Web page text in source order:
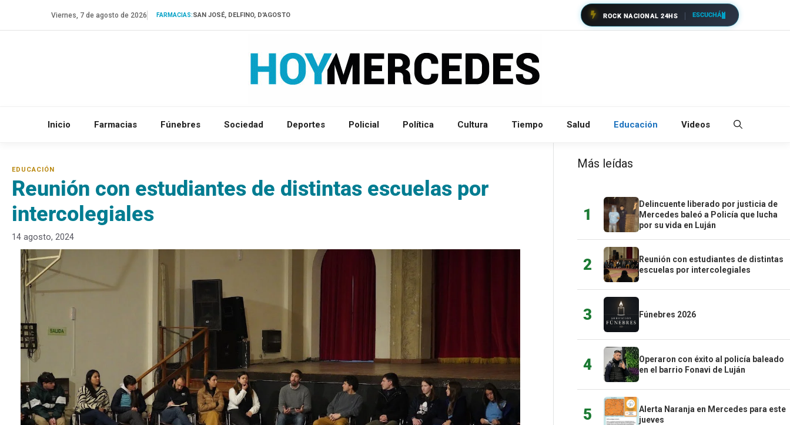
Viernes, 7 de agosto de 2026 FARMACIAS:SAN JOSÉ, DELFINO, D'AGOSTO ROCK NACIONAL 24HS ESCUCHÁ
Inicio Farmacias Fúnebres Sociedad Deportes Policial Política Cultura Tiempo Salud Educación Videos
Reunión con estudiantes de distintas escuelas por
intercolegiales
14 agosto, 2024
Más leídas
1
Delincuente liberado por justicia de
Mercedes baleó a Policía que lucha
por su vida en Luján
2
Reunión con estudiantes de distintas
escuelas por intercolegiales
3 Fúnebres 2026
4
Operaron con éxito al policía baleado
en el barrio Fonavi de Luján
5
Alerta Naranja en Mercedes para este
jueves